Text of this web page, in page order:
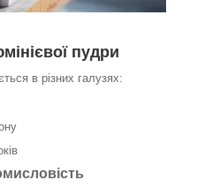
пудри
в різних галузях: